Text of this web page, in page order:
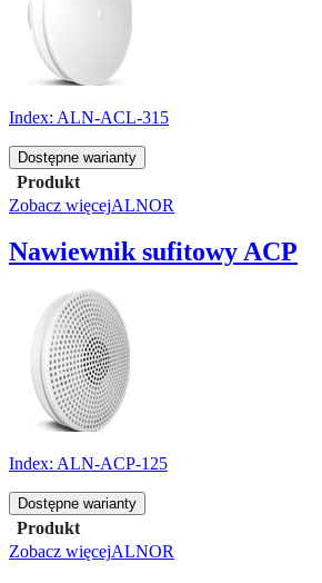
Index: ALN-ACL-315
Dostępne warianty
Produkt
Zobacz więcejALNOR
Nawiewnik sufitowy ACP
Index: ALN-ACP-125
Dostępne warianty
Produkt
Zobacz więcejALNOR